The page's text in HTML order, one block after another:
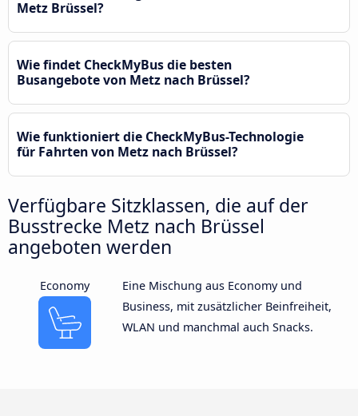
Metz Brüssel?
Wie findet CheckMyBus die besten
Busangebote von Metz nach Brüssel?
Wie funktioniert die CheckMyBus-Technologie
für Fahrten von Metz nach Brüssel?
Verfügbare Sitzklassen, die auf der
Busstrecke Metz nach Brüssel
angeboten werden
Economy
Eine Mischung aus Economy und
Business, mit zusätzlicher Beinfreiheit,
WLAN und manchmal auch Snacks.